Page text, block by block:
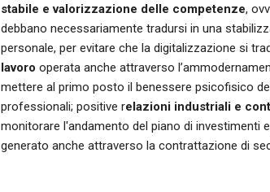
stabile e valorizzazione delle competenze,
debbano necessariamente tradursi in una
personale, per evitare che la digitalizzazione si
lavoro operata anche attraverso
mettere al primo posto il benessere psicofisico
professionali; positive relazioni industriali e
monitorare l'andamento del piano di investimenti
generato anche attraverso la contrattazione di